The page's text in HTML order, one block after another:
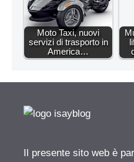
Moto Taxi, nuovi
servizi di trasporto in
America…
Il presente sito web è